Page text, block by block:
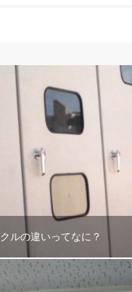
ルの違いってなに？